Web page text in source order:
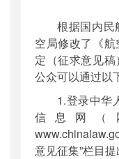
根据国内民
空局修改了《
定（征求意见稿
公众可以通过以
1.登录中华
信息网（网
意见征集”栏目提